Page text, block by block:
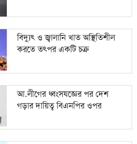
বিদ্যুৎ ও জ্বালানি খাত অস্থিতিশীল
করতে তৎপর একটি চক্র
আ.লীগের ধ্বংসযজ্ঞের পর দেশ
গড়ার দায়িত্ব বিএনপির ওপর